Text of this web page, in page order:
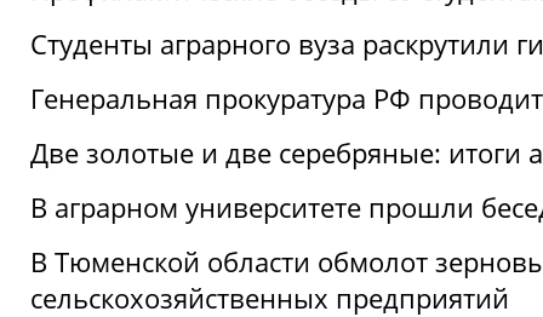
Студенты аграрного вуза раскрутили
Генеральная прокуратура РФ
Две золотые и две серебряные:
В аграрном университете прошли
В Тюменской области обмолот
сельскохозяйственных предприятий